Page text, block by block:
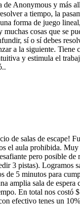
de Anonymous y más
a tiempo, la
forma de juego
muchas cosas que se
sí o sí debes
a la siguiente. Tiene
y estimula el
de salas de escape!
el aula prohibida. Muy
pero posible de
3 pistas). Logramos
de 5 minutos para
amplia sala de espera
En total nos costó
efectivo tenes un